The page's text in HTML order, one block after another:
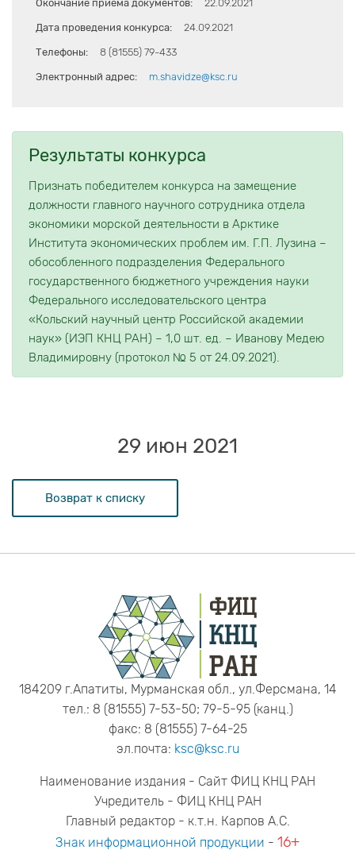
Окончание приема документов: 22.09.2021
Дата проведения конкурса: 24.09.2021
Телефоны: 8 (81555) 79-433
Электронный адрес: m.shavidze@ksc.ru
Результаты конкурса
Признать победителем конкурса на замещение
должности главного научного сотрудника отдела
экономики морской деятельности в Арктике
Института экономических проблем им. Г.П. Лузина –
обособленного подразделения Федерального
государственного бюджетного учреждения науки
Федерального исследовательского центра
«Кольский научный центр Российской академии
наук» (ИЭП КНЦ РАН) – 1,0 шт. ед. – Иванову Медею
Владимировну (протокол № 5 от 24.09.2021).
Возврат к списку
29 июн 2021
184209 г.Апатиты, Мурманская обл., ул.Ферсмана, 14
тел.: 8 (81555) 7-53-50; 79-5-95 (канц.)
факс: 8 (81555) 7-64-25
эл.почта: ksc@ksc.ru
Наименование издания - Сайт ФИЦ КНЦ РАН
Учредитель - ФИЦ КНЦ РАН
Главный редактор - к.т.н. Карпов А.С.
Знак информационной продукции - 16+